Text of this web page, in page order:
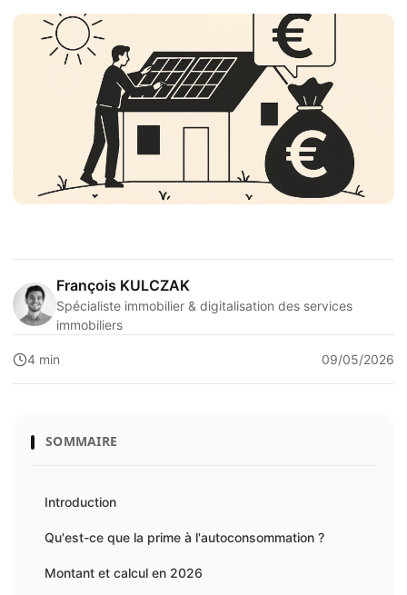
François KULCZAK
Spécialiste immobilier & digitalisation des services
immobiliers
4 min 09/05/2026
SOMMAIRE
Introduction
Qu'est-ce que la prime à l'autoconsommation ?
Montant et calcul en 2026